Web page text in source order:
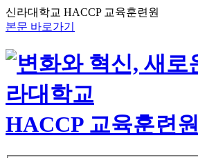
신라대학교 HACCP 교육훈련원
본문 바로가기
HACCP 교육훈련원